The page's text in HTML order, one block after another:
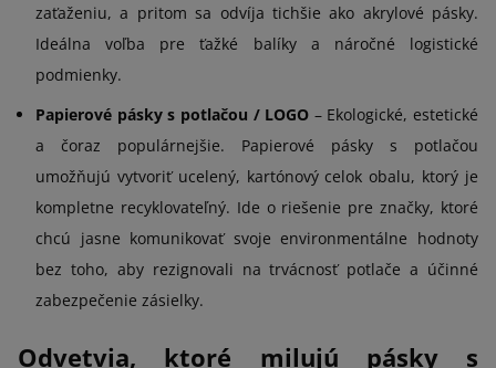
zaťaženiu, a pritom sa odvíja tichšie ako akrylové pásky.
Ideálna voľba pre ťažké balíky a náročné logistické
podmienky.
Papierové pásky s potlačou / LOGO – Ekologické, estetické
a čoraz populárnejšie. Papierové pásky s potlačou
umožňujú vytvoriť ucelený, kartónový celok obalu, ktorý je
kompletne recyklovateľný. Ide o riešenie pre značky, ktoré
chcú jasne komunikovať svoje environmentálne hodnoty
bez toho, aby rezignovali na trvácnosť potlače a účinné
zabezpečenie zásielky.
Odvetvia, ktoré milujú pásky s